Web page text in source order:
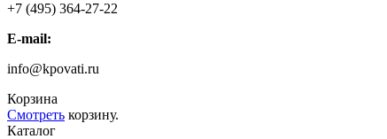
+7 (495) 364-27-22
E-mail:
info@kpovati.ru
Корзина
Смотреть корзину.
Каталог